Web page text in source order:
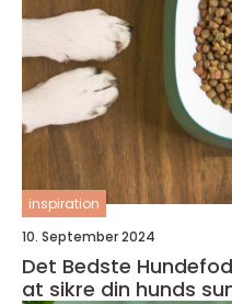
inspiration
10. September 2024
Det Bedste
at sikre din hunds